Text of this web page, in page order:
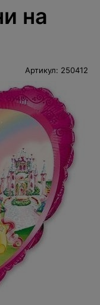
на
Артикул: 250412